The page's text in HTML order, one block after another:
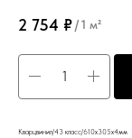
2 754 ₽/1 м²
Кварцвинил/43 класс/610х305х4мм